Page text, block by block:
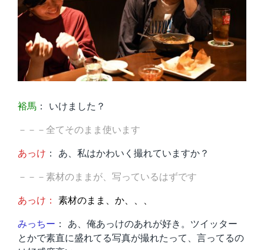
裕馬 ： いけました？
－－－全てそのまま使います
あっけ ： あ、私はかわいく撮れていますか？
－－－素材のままが、写っているはずです
あっけ： 素材のまま、か、、、
みっちー ： あ、俺あっけのあれが好き。ツイッター
とかで素直に盛れてる写真が撮れたって、言ってるの